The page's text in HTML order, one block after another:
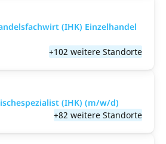
(IHK) Einzelhandel
+102 weitere Standorte
(IHK) (m/w/d)
+82 weitere Standorte